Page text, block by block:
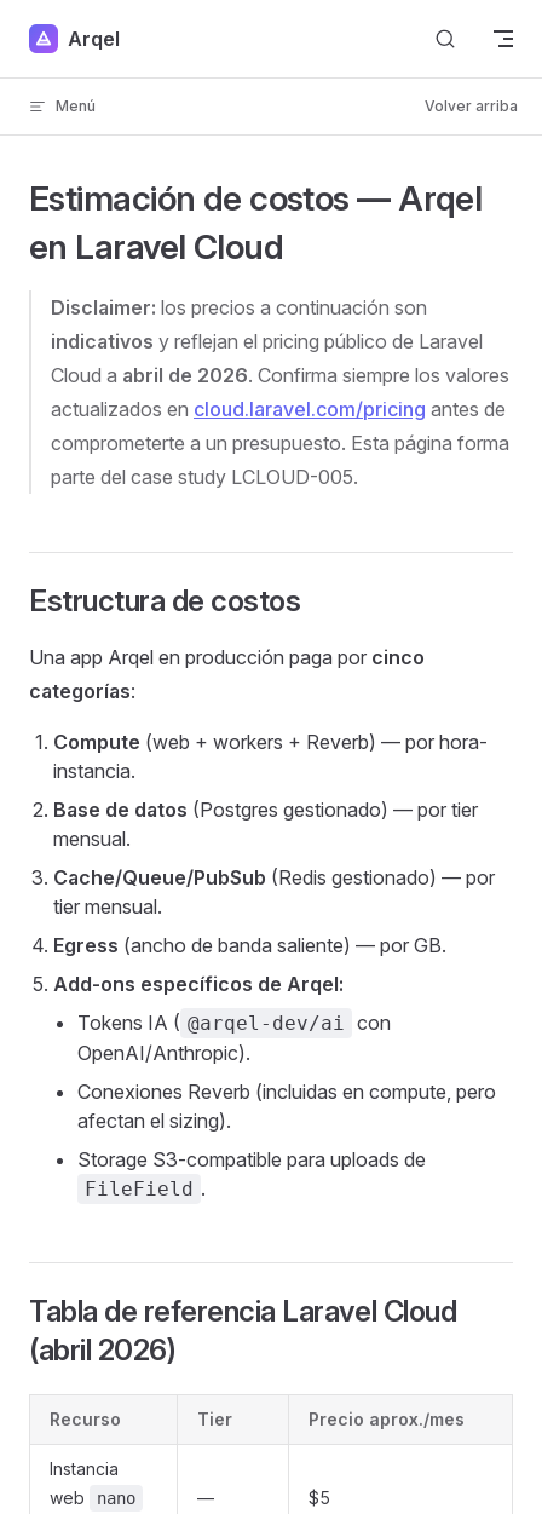
Skip to content
Arqel
Menú Volver arriba
Estimación de costos — Arqel
en Laravel Cloud
Disclaimer: los precios a continuación son
indicativos y reflejan el pricing público de Laravel
Cloud a abril de 2026. Confirma siempre los valores
actualizados en cloud.laravel.com/pricing antes de
comprometerte a un presupuesto. Esta página forma
parte del case study LCLOUD-005.
Estructura de costos
Una app Arqel en producción paga por cinco
categorías:
Compute (web + workers + Reverb) — por hora-
instancia.
Base de datos (Postgres gestionado) — por tier
mensual.
Cache/Queue/PubSub (Redis gestionado) — por
tier mensual.
Egress (ancho de banda saliente) — por GB.
Add-ons específicos de Arqel:
Tokens IA ( @arqel-dev/ai con
OpenAI/Anthropic).
Conexiones Reverb (incluidas en compute, pero
afectan el sizing).
Storage S3-compatible para uploads de
FileField .
Tabla de referencia Laravel Cloud
(abril 2026)
Recurso Tier Precio aprox./mes
Instancia
web
nano — $5